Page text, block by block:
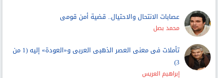
عصابات الانتحال والاحتيال.. قضية أمن قومى
محمد بصل
تأملات فى معنى العصر الذهبى العربى و«العودة» إليه (1 من
3)
إبراهيم العريس